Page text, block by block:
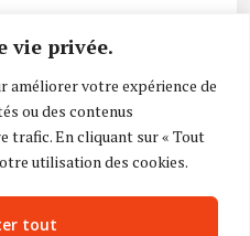
vie privée.
améliorer votre expérience de
ou des contenus
trafic. En cliquant sur « Tout
utilisation des cookies.
tout
? Inscrivez-vous